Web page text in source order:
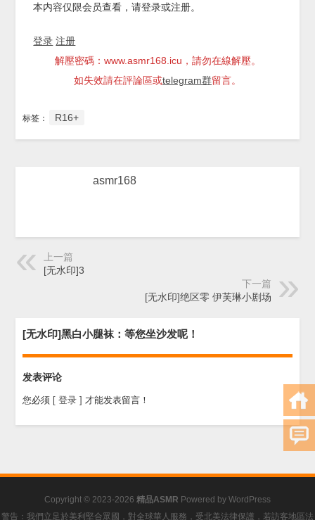
本内容仅限会员查看，请登录或注册。
登录 注册
解壓密碼：www.asmr168.icu，請勿在線解壓。
如失效請在評論區或telegram群留言。
标签： R16+
asmr168
上一篇
[无水印]3
下一篇
[无水印]绝区零 伊芙琳小剧场
[无水印]黑白小腿袜：等您坐沙发呢！
发表评论
您必须 [ 登录 ] 才能发表留言！
Copyright © 2023-2026 精品ASMR Powered by WordPress
警告：我們立足於美利堅合眾國，對全球華人服務，受北美法律保護，若訪客地區法